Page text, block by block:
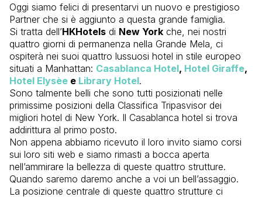
Oggi siamo felici di presentarvi un nuovo e prestigioso
Partner che si è aggiunto a questa grande famiglia.
Si tratta dell’HKHotels di New York che, nei nostri
quattro giorni di permanenza nella Grande Mela, ci
ospiterà nei suoi quattro lussuosi hotel in stile europeo
situati a Manhattan: Casablanca Hotel, Hotel Giraffe,
Hotel Elysèe e Library Hotel.
Sono talmente belli che sono tutti posizionati nelle
primissime posizioni della Classifica Tripasvisor dei
migliori hotel di New York. Il Casablanca hotel si trova
addirittura al primo posto.
Non appena abbiamo ricevuto il loro invito siamo corsi
sui loro siti web e siamo rimasti a bocca aperta
nell’ammirare la bellezza di queste quattro strutture.
Quando saremo daremo anche a voi un bell’assaggio.
La posizione centrale di queste quattro strutture ci